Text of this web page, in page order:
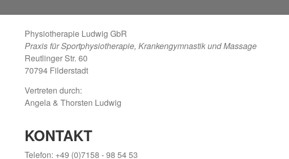
Physiotherapie Ludwig GbR
Praxis für Sportphysiotherapie, Krankengymnastik und Massage
Reutlinger Str. 60
70794 Filderstadt
Vertreten durch:
Angela & Thorsten Ludwig
KONTAKT
Telefon: +49 (0)7158 - 98 54 53